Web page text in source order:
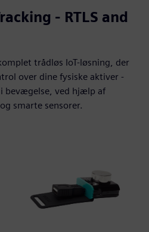
- RTLS and
trådløs IoT-løsning, der
over dine fysiske aktiver -
bevægelse, ved hjælp af
smarte sensorer.